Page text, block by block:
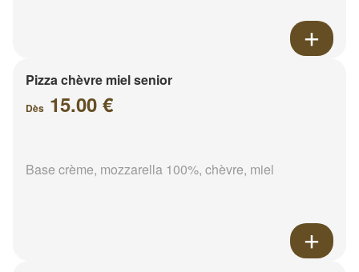
Pizza chèvre miel senior
Dès 15.00 €
Base crème, mozzarella 100%, chèvre, miel